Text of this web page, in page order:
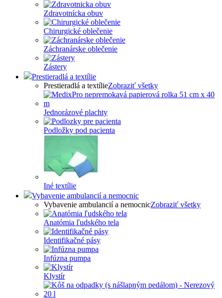
Zdravotnícka obuv
Chirurgické oblečenie
Záchranárske oblečenie
Zástery
Prestieradlá a textílie
Prestieradlá a textílieZobraziť všetky
Jednorázové plachty
Podložky pod pacienta
Iné textílie
Vybavenie ambulancií a nemocnic
Vybavenie ambulancií a nemocnicZobraziť všetky
Anatómia ľudského tela
Identifikačné pásy
Infúzna pumpa
Klystír